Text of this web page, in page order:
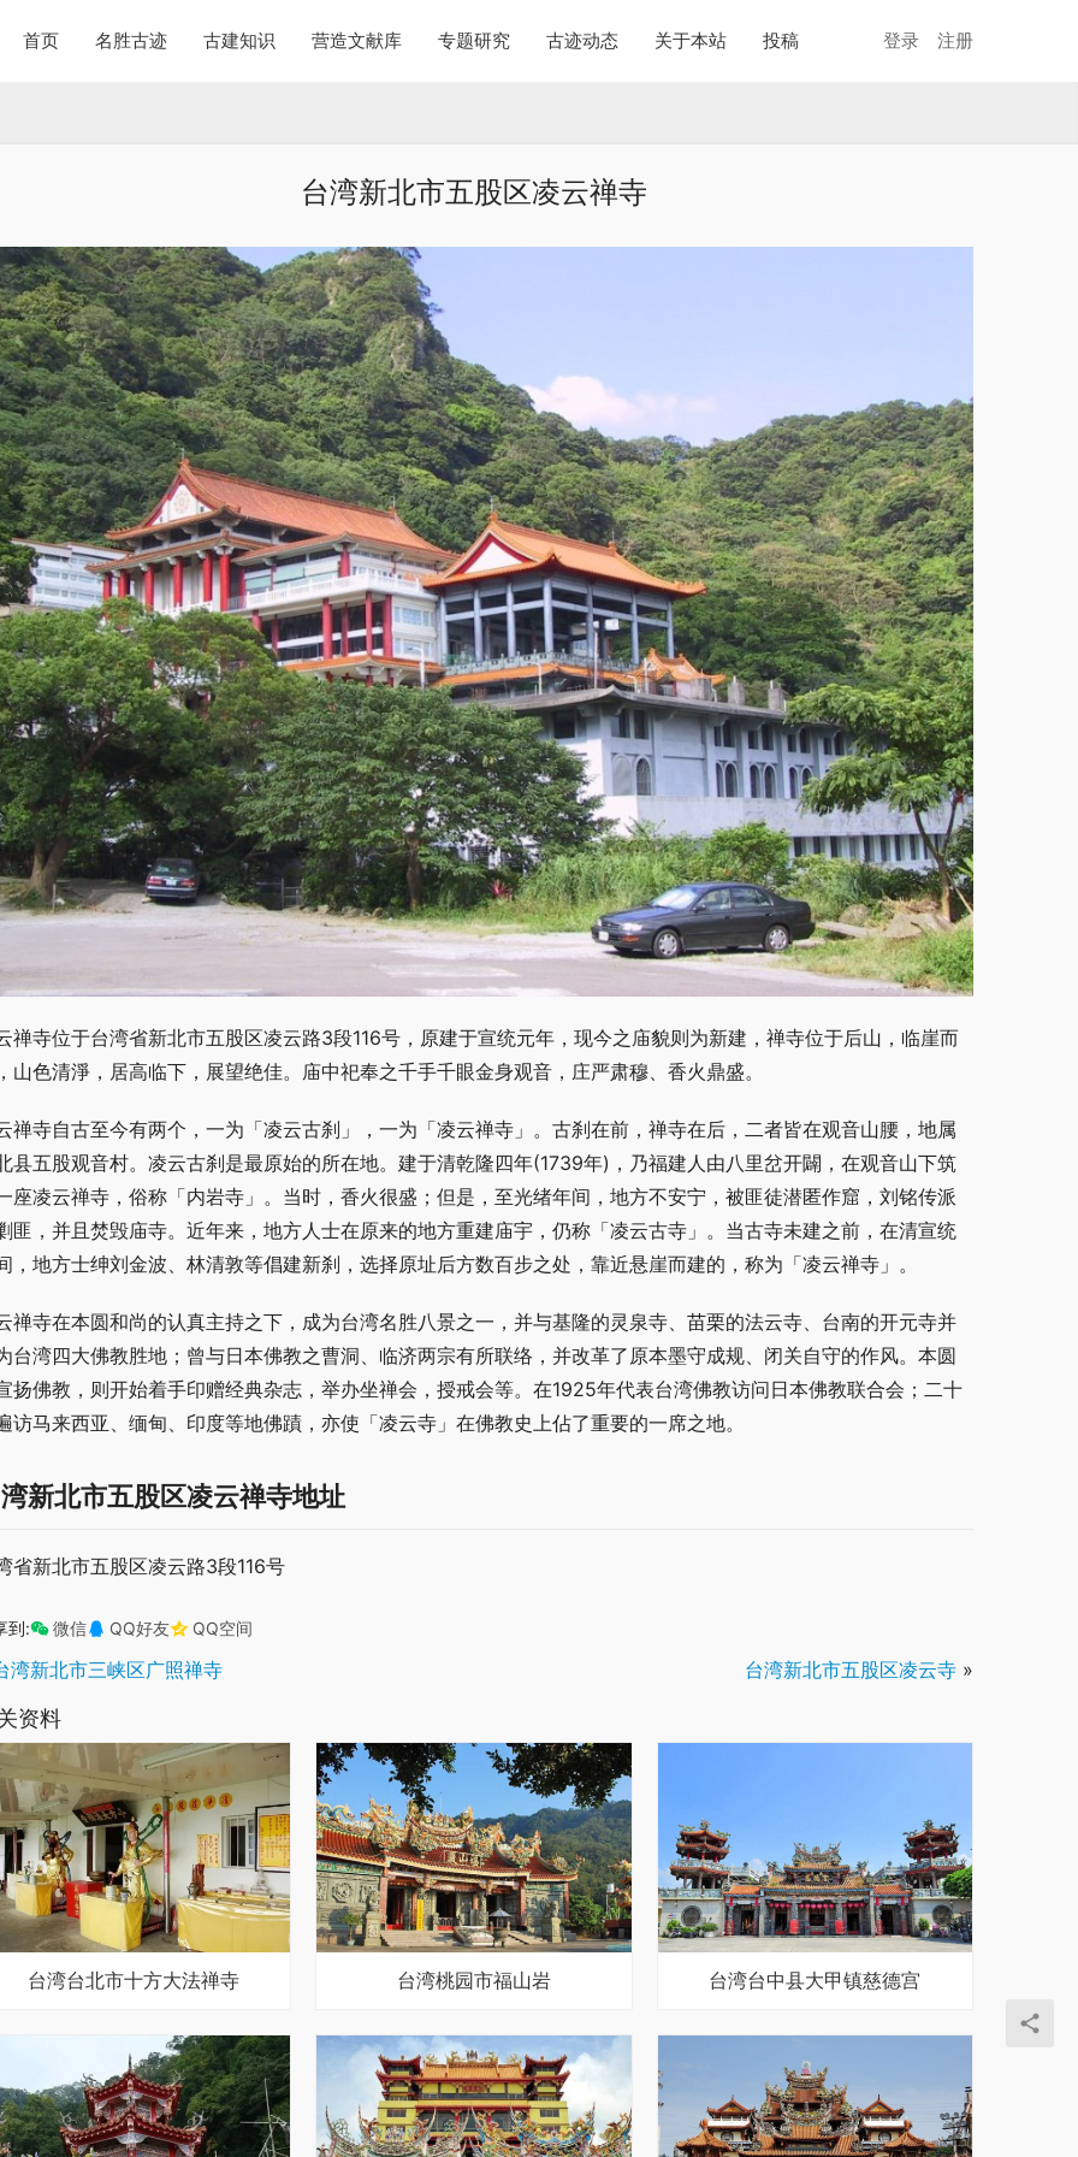
首页 名胜古迹 古建知识 营造文献库 专题研究 古迹动态 关于本站 投稿 登录 注册
台湾新北市五股区凌云禅寺
禅寺位于台湾省新北市五股区凌云路3段116号，原建于宣统元年，现今之庙貌则为新建，禅寺位于后山，临崖而
山色清淨，居高临下，展望绝佳。庙中祀奉之千手千眼金身观音，庄严肃穆、香火鼎盛。
禅寺自古至今有两个，一为「凌云古刹」，一为「凌云禅寺」。古刹在前，禅寺在后，二者皆在观音山腰，地属
县五股观音村。凌云古刹是最原始的所在地。建于清乾隆四年(1739年)，乃福建人由八里岔开闢，在观音山下筑
座凌云禅寺，俗称「内岩寺」。当时，香火很盛；但是，至光绪年间，地方不安宁，被匪徒潜匿作窟，刘铭传派
匪，并且焚毁庙寺。近年来，地方人士在原来的地方重建庙宇，仍称「凌云古寺」。当古寺未建之前，在清宣统
，地方士绅刘金波、林清敦等倡建新刹，选择原址后方数百步之处，靠近悬崖而建的，称为「凌云禅寺」。
禅寺在本圆和尚的认真主持之下，成为台湾名胜八景之一，并与基隆的灵泉寺、苗栗的法云寺、台南的开元寺并
台湾四大佛教胜地；曾与日本佛教之曹洞、临济两宗有所联络，并改革了原本墨守成规、闭关自守的作风。本圆
扬佛教，则开始着手印赠经典杂志，举办坐禅会，授戒会等。在1925年代表台湾佛教访问日本佛教联合会；二十
访马来西亚、缅甸、印度等地佛蹟，亦使「凌云寺」在佛教史上佔了重要的一席之地。
新北市五股区凌云禅寺地址
省新北市五股区凌云路3段116号
到: 微信 QQ好友 QQ空间
湾新北市三峡区广照禅寺 台湾新北市五股区凌云寺 »
资料
台湾台北市十方大法禅寺 台湾桃园市福山岩 台湾台中县大甲镇慈德宫